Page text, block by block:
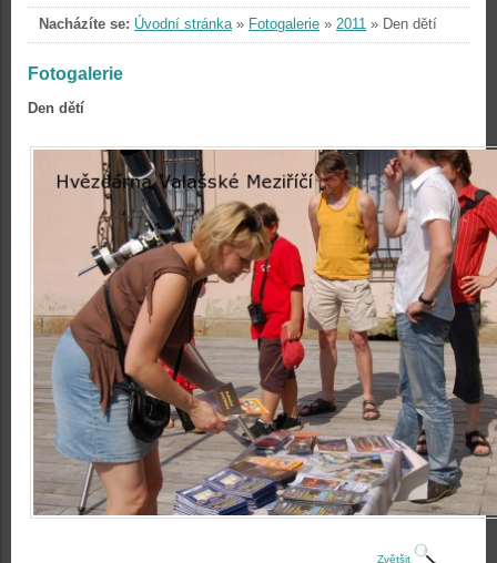
Nacházíte se: Úvodní stránka» Fotogalerie » 2011 » Den dětí
Fotogalerie
Den dětí
Zvětšit